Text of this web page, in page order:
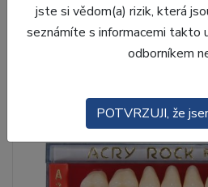
jste si vědom(a) rizik, která
seznámíte s informacemi takto
odborníkem
POTVRZUJI, že